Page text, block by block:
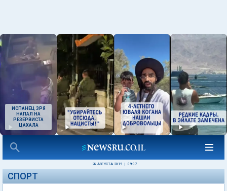
ИСПАНЕЦ ЗРЯ
НАПАЛ НА
РЕЗЕРВИСТА
ЦАХАЛА
28 АВГУСТА 2019 09:07
СПОРТ